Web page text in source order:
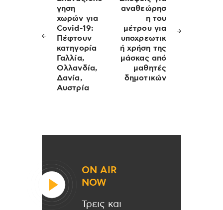
γηση
χωρών για
Covid-19:
Πέφτουν
κατηγορία
Γαλλία,
Ολλανδία,
Δανία,
Αυστρία
αναθεώρησ
η του
μέτρου για
υποχρεωτικ
ή χρήση της
μάσκας από
μαθητές
δημοτικών
ON AIR
NOW
Τρεις και